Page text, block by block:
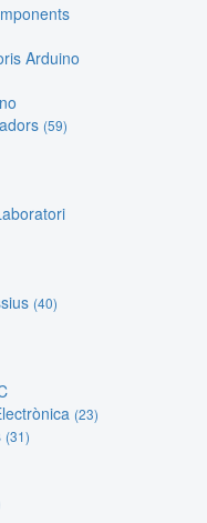
Arduino
(59)
(40)
(23)
(31)